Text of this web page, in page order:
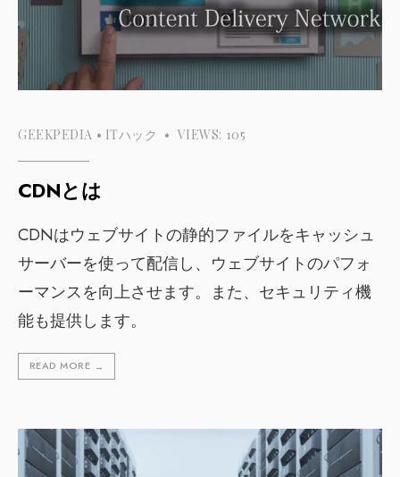
GEEKPEDIA • ITハック • VIEWS: 105
CDNとは
CDNはウェブサイトの静的ファイルをキャッシュ
サーバーを使って配信し、ウェブサイトのパフォ
ーマンスを向上させます。また、セキュリティ機
能も提供します。
READ MORE →